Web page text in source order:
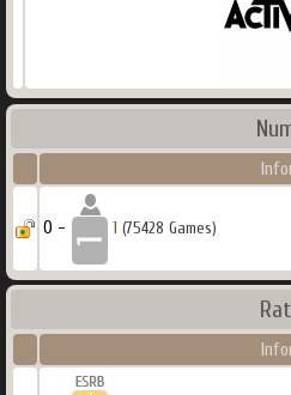
0 - 1 (75428 Games)